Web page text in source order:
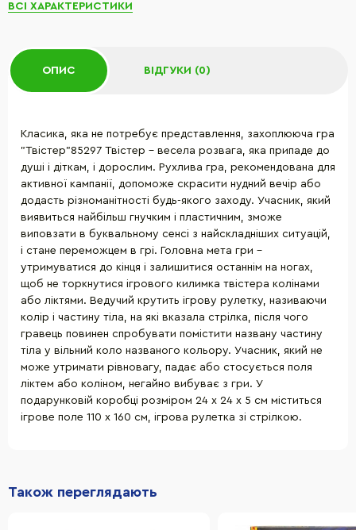
ВСІ ХАРАКТЕРИСТИКИ
ОПИС ВІДГУКИ (0)
Класика, яка не потребує представлення, захоплююча гра
"Твістер"85297 Твістер - весела розвага, яка припаде до
душі і діткам, і дорослим. Рухлива гра, рекомендована для
активної кампанії, допоможе скрасити нудний вечір або
додасть різноманітності будь-якого заходу. Учасник, який
виявиться найбільш гнучким і пластичним, зможе
виповзати в буквальному сенсі з найскладніших ситуацій,
і стане переможцем в грі. Головна мета гри -
утримуватися до кінця і залишитися останнім на ногах,
щоб не торкнутися ігрового килимка твістера колінами
або ліктями. Ведучий крутить ігрову рулетку, називаючи
колір і частину тіла, на які вказала стрілка, після чого
гравець повинен спробувати помістити названу частину
тіла у вільний коло названого кольору. Учасник, який не
може утримати рівновагу, падає або стосується поля
ліктем або коліном, негайно вибуває з гри. У
подарунковій коробці розміром 24 х 24 х 5 см міститься
ігрове поле 110 х 160 см, ігрова рулетка зі стрілкою.
Також переглядають